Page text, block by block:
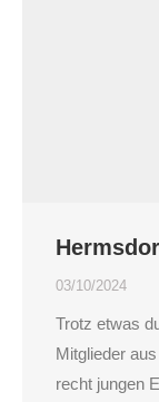
03/10/2024
Trotz etwas
Mitglieder
recht jungen